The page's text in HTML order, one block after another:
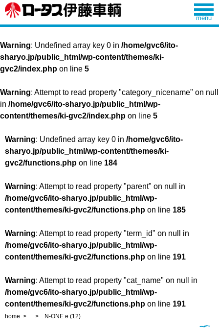
Warning: Undefined array key 0 in /home/gvc6/ito-
sharyo.jp/public_html/wp-content/themes/ki-
gvc2/index.php on line 5
Warning: Attempt to read property "category_nicename" on null
in /home/gvc6/ito-sharyo.jp/public_html/wp-
content/themes/ki-gvc2/index.php on line 5
Warning: Undefined array key 0 in /home/gvc6/ito-
sharyo.jp/public_html/wp-content/themes/ki-
gvc2/functions.php on line 184
Warning: Attempt to read property "parent" on null in
/home/gvc6/ito-sharyo.jp/public_html/wp-
content/themes/ki-gvc2/functions.php on line 185
Warning: Attempt to read property "term_id" on null in
/home/gvc6/ito-sharyo.jp/public_html/wp-
content/themes/ki-gvc2/functions.php on line 191
Warning: Attempt to read property "cat_name" on null in
/home/gvc6/ito-sharyo.jp/public_html/wp-
content/themes/ki-gvc2/functions.php on line 191
home N-ONE e (12)